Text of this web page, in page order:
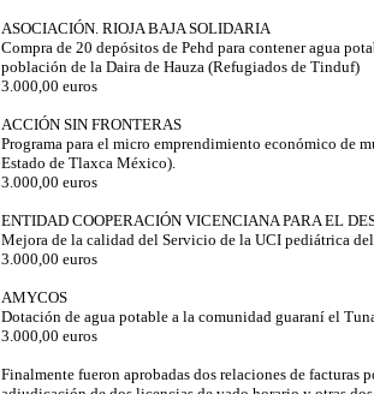
ASOCIACIÓN. RIOJA BAJA SOLIDARIA
Compra de 20 depósitos de Pehd para contener agua
población de la Daira de Hauza (Refugiados de Tinduf)
3.000,00 euros
ACCIÓN SIN FRONTERAS
Programa para el micro emprendimiento económico de
Estado de Tlaxca México).
3.000,00 euros
ENTIDAD COOPERACIÓN VICENCIANA PARA EL
Mejora de la calidad del Servicio de la UCI pediátrica
3.000,00 euros
AMYCOS
Dotación de agua potable a la comunidad guaraní el
3.000,00 euros
Finalmente fueron aprobadas dos relaciones de facturas